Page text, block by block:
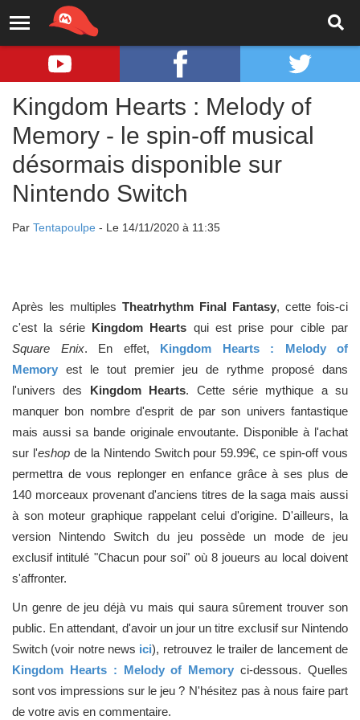
Kingdom Hearts : Melody of
Memory - le spin-off musical
désormais disponible sur
Nintendo Switch
Par Tentapoulpe - Le 14/11/2020 à 11:35
Après les multiples Theatrhythm Final Fantasy, cette fois-ci
c'est la sérieKingdom Hearts qui est prise pour cible par
Square Enix. En effet, Kingdom Hearts : Melody of
Memory est le tout premier jeu de rythme proposé dans
l'univers des Kingdom Hearts. Cette série mythique a su
manquer bon nombre d'esprit de par son univers fantastique
mais aussi sa bande originale envoutante. Disponible à l'achat
sur l'eshopde la Nintendo Switch pour 59.99€, ce spin-off vous
permettra de vous replonger en enfance grâce à ses plus de
140 morceaux provenant d'anciens titres de la saga mais aussi
à son moteur graphique rappelant celui d'origine. D'ailleurs, la
version Nintendo Switch du jeu possède un mode de jeu
exclusif intitulé "Chacun pour soi" où 8 joueurs au local doivent
s'affronter.
Un genre de jeu déjà vu mais qui saura sûrement trouver son
public. En attendant, d'avoir un jour un titre exclusif sur Nintendo
Switch (voir notre news ici), retrouvez le trailer de lancement de
Kingdom Hearts : Melody of Memory ci-dessous. Quelles
sont vos impressions sur le jeu ? N'hésitez pas à nous faire part
de votre avis en commentaire.